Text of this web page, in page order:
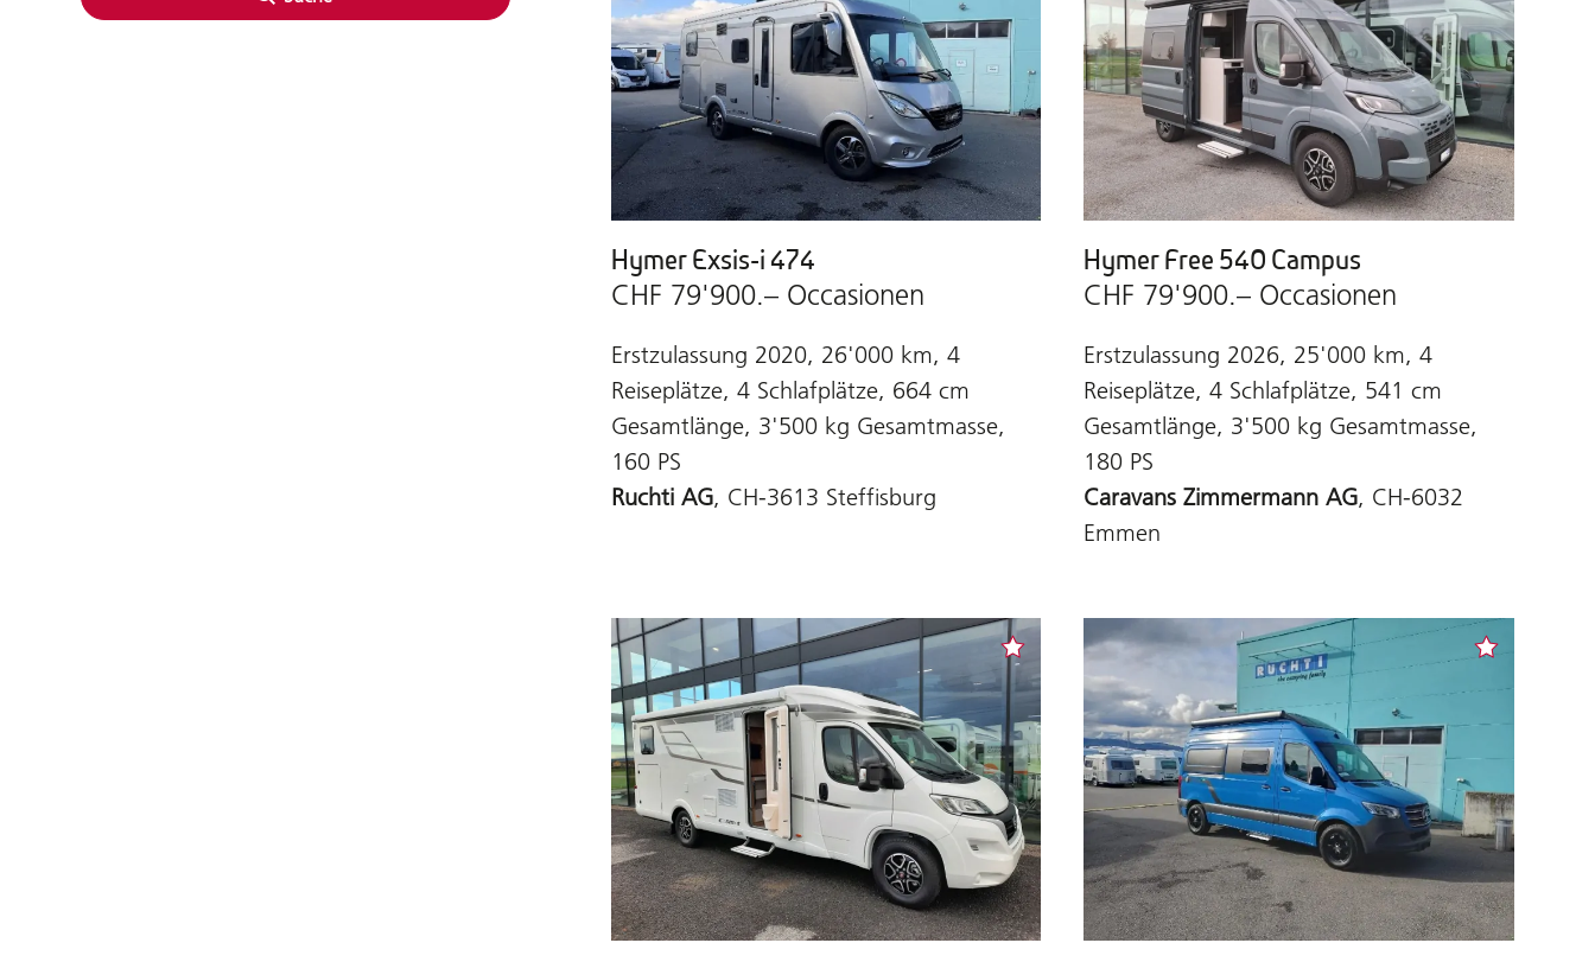
Hymer Exsis-i 474
CHF 79'900.– Occasionen
Erstzulassung 2020, 26'000 km, 4
Reiseplätze, 4 Schlafplätze, 664 cm
Gesamtlänge, 3'500 kg Gesamtmasse,
160 PS
Ruchti AG, CH-3613 Steffisburg
Hymer Free 540 Campus
CHF 79'900.– Occasionen
Erstzulassung 2026, 25'000 km, 4
Reiseplätze, 4 Schlafplätze, 541 cm
Gesamtlänge, 3'500 kg Gesamtmasse,
180 PS
Caravans Zimmermann AG, CH-6032
Emmen